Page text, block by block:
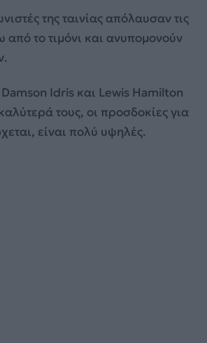
της ταινίας απόλαυσαν τις
από το τιμόνι και ανυπομονούν
Idris και Lewis Hamilton
τους, οι προσδοκίες για
είναι πολύ υψηλές.